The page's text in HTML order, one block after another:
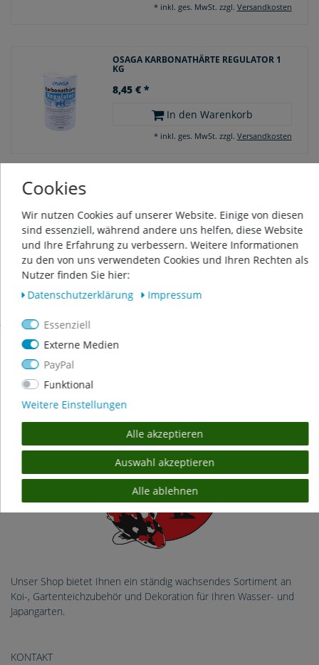
* inkl. ges. MwSt. zzgl. Versandkosten
OSAGA KARBONATHÄRTE REGULATOR 1
KG
8,45 € *
In den Warenkorb
* inkl. ges. MwSt. zzgl. Versandkosten
34,95 € *
In den Warenkorb
*inkl. ges. MwSt.zzgl. Versandkosten
ÜBER UNS
Unser Shop bietet Ihnen ein ständig wachsendes Sortiment an
Koi-, Gartenteichzubehör und Dekoration für Ihren Wasser- und
Japangarten.
KONTAKT
Cookies
Wir nutzen Cookies auf unserer Website. Einige von diesen
sind essenziell, während andere uns helfen, diese Website
und Ihre Erfahrung zu verbessern. Weitere Informationen
zu den von uns verwendeten Cookies und Ihren Rechten als
Nutzer finden Sie hier:
Daten­schutz­erklärung
Impressum
Essenziell
Externe Medien
PayPal
Funktional
Weitere Einstellungen
Alle akzeptieren
Auswahl akzeptieren
Alle ablehnen